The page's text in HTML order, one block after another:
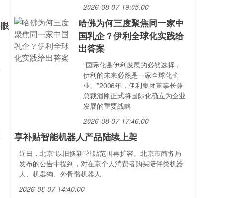
2026-08-07 19:05:00
哈佛为何三度聚焦同一家中
国乳企？伊利全球化实践给
出答案
“国际化是伊利发展的必然选择，
伊利的未来必然是一家全球化企
业。”2006年，伊利集团董事长兼
总裁潘刚正式将国际化确立为企业
发展的重要战略
2026-08-07 17:46:00
享补贴智能机器人产品陆续上架
近日，北京“以旧换新”补贴范围再扩容。北京市商务局
发布的公告中提到，对在京个人消费者购买陪伴类机器
人、机器狗、外骨骼机器人
2026-08-07 14:40:00